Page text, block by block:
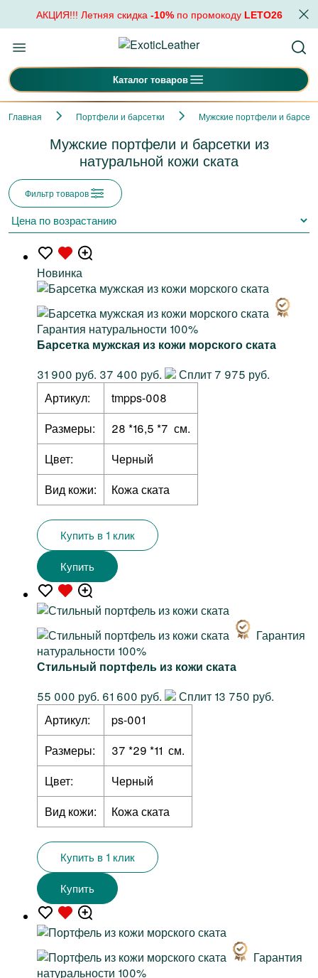
АКЦИЯ!!! Летняя скидка -10%по промокоду LETO26
Каталог товаров
Главная Портфели и барсетки Мужские портфели и
Мужские портфели и барсетки из
натуральной кожи ската
Фильтр товаров
Новинка
Гарантия натуральности 100%
Барсетка мужская из кожи морского ската
31 900 руб. 37 400 руб.
Сплит 7 975 руб.
Артикул:
tmpps-008
Размеры:
28 *16,5 *7 см.
Цвет:
Черный
Вид кожи:
Кожа ската
Купить в 1 клик
Купить
Гарантия
натуральности 100%
Стильный портфель из кожи ската
55 000 руб. 61 600 руб.
Сплит 13 750 руб.
Артикул:
ps-001
Размеры:
37 *29 *11 см.
Цвет:
Черный
Вид кожи:
Кожа ската
Купить в 1 клик
Купить
Гарантия
натуральности 100%